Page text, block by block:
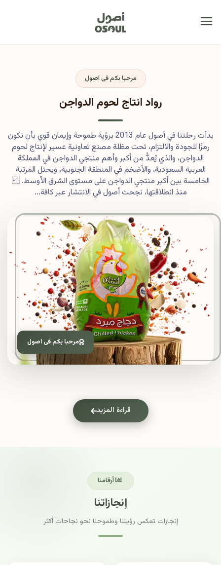
مرحبا بكم فى اصول
مرحبا بكم فى اصول
رواد انتاج لحوم الدواجن
بدأت رحلتنا في أصول عام 2013 برؤية طموحة وإيمان قوي بأن نكون
رمزًا للجودة والالتزام، تحت مظلة مصنع تعاونية عسير لإنتاج لحوم
الدواجن، والذي يُعدُّ من أكبر وأهم منتجي الدواجن في المملكة
العربية السعودية، والأضخم في المنطقة الجنوبية، ويحتل المرتبة
الخامسة بين أكبر منتجي الدواجن على مستوى الشرق الأوسط.
منذ انطلاقتها، نجحت أصول في الانتشار عبر كافة...
قراءة المزيد
أرقامنا
إنجازاتنا
إنجازات تعكس رؤيتنا وطموحنا نحو نجاحات أكثر